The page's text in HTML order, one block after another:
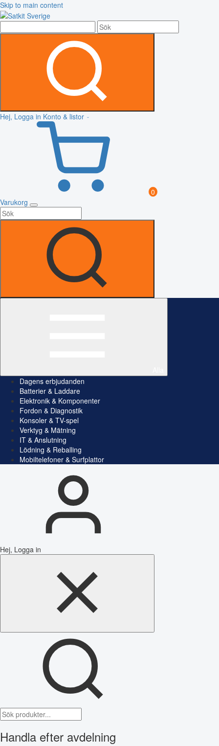
Skip to main content
Hej, Logga in Konto & listor
0
Varukorg
Dagens erbjudanden
Batterier & Laddare
Elektronik & Komponenter
Fordon & Diagnostik
Konsoler & TV-spel
Verktyg & Mätning
IT & Anslutning
Lödning & Reballing
Mobiltelefoner & Surfplattor
Hej, Logga in
Handla efter avdelning